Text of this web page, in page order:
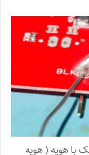
با هویه ( هویه